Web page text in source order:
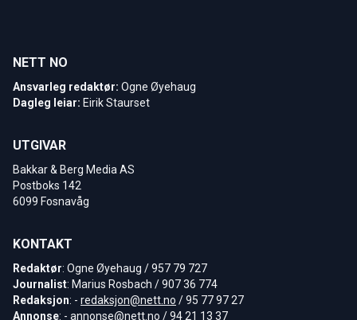
NETT NO
Ansvarleg redaktør: Ogne Øyehaug
Dagleg leiar: Eirik Staurset
UTGIVAR
Bakkar & Berg Media AS
Postboks 142
6099 Fosnavåg
KONTAKT
Redaktør: Ogne Øyehaug / 957 79 727
Journalist: Marius Rosbach / 907 36 774
Redaksjon: - redaksjon@nett.no / 95 77 97 27
Annonse: - annonse@nett.no / 94 21 13 37